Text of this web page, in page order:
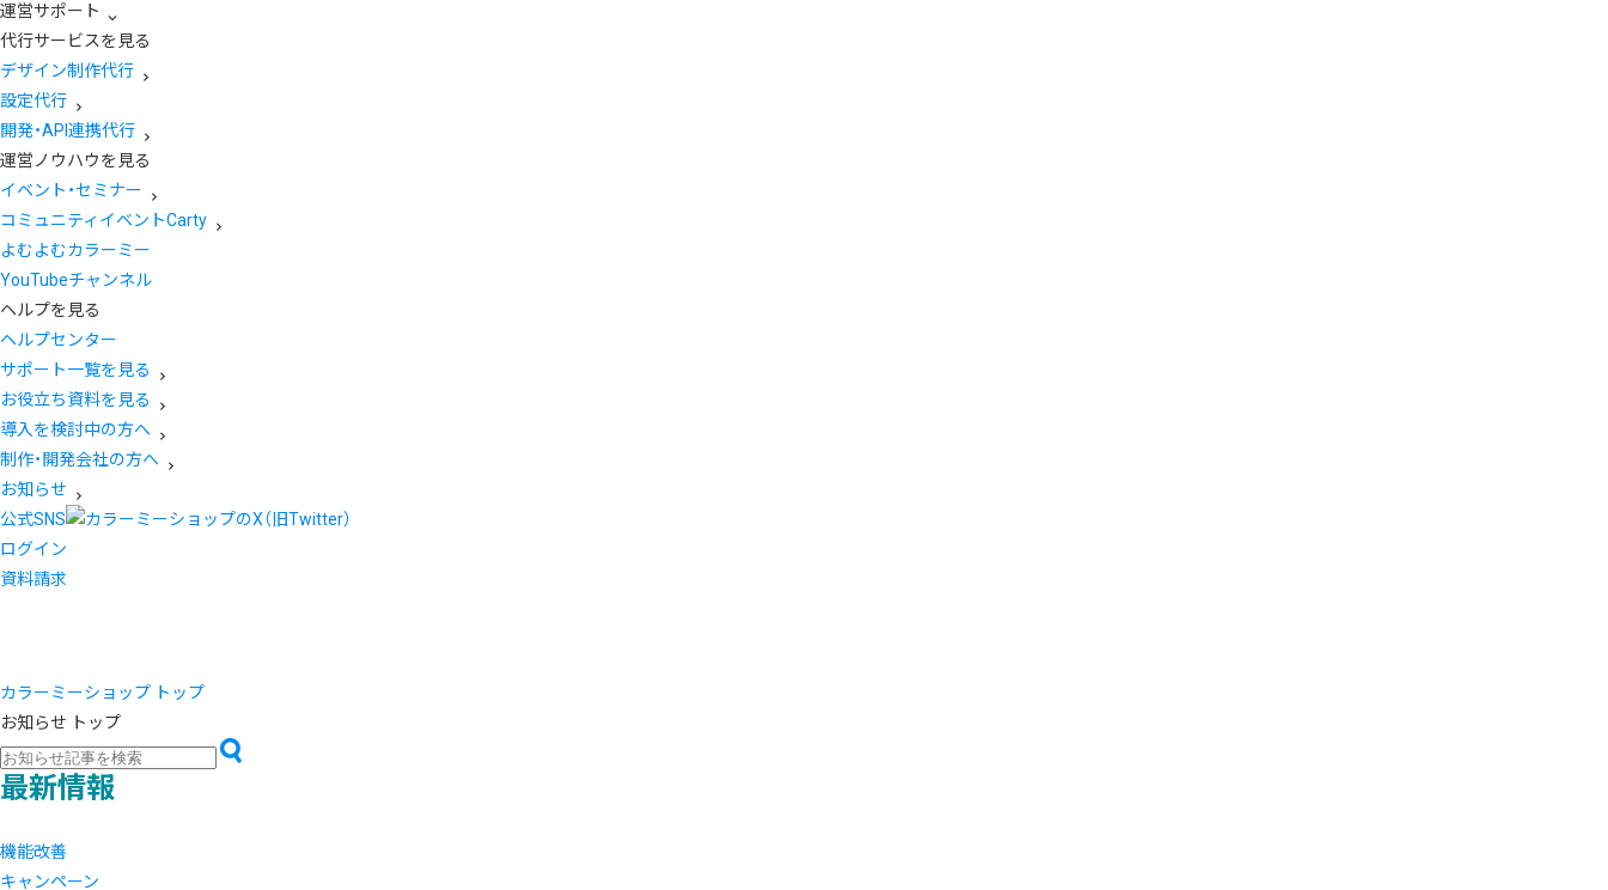
運営サポート
代行サービスを見る
デザイン制作代行
設定代行
開発・API連携代行
運営ノウハウを見る
イベント・セミナー
コミュニティイベントCarty
よむよむカラーミー
YouTubeチャンネル
ヘルプを見る
ヘルプセンター
サポート一覧を見る
お役立ち資料を見る
導入を検討中の方へ
制作・開発会社の方へ
お知らせ
公式SNS
ログイン
資料請求
カラーミーショップ トップ
お知らせ トップ
最新情報
機能改善
キャンペーン